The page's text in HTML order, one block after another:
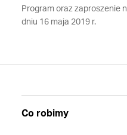
Program oraz zaproszenie
dniu 16 maja 2019 r.
Co robimy